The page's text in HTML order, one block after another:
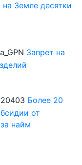
Земле десятки
Запрет на
Более 20
от
найм